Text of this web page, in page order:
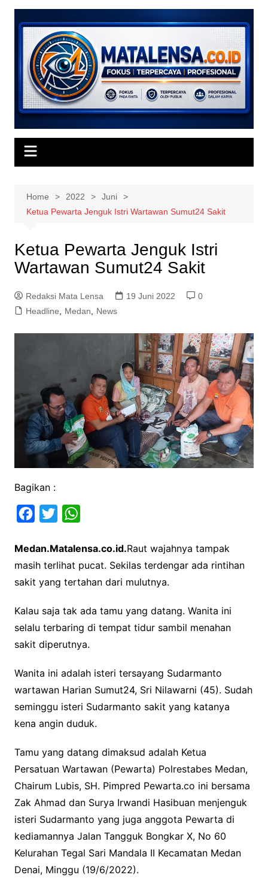
Skip
content
Home 2022
Juni
Ketua Pewarta Jenguk Istri Wartawan Sumut24 Sakit
Ketua Pewarta Jenguk Istri
Wartawan Sumut24 Sakit
Redaksi Mata Lensa 19 Juni 2022
0
Headline
Medan News
Bagikan :
c
e
b
k
i
t
t
r
a
t
s
p
Medan.Matalensa.co.id.Raut wajahnya tampak
masih terlihat pucat. Sekilas terdengar ada rintihan
sakit yang tertahan dari mulutnya.
Kalau saja tak ada tamu yang datang. Wanita ini
selalu terbaring di tempat tidur sambil menahan
sakit diperutnya.
Wanita ini adalah isteri tersayang Sudarmanto
wartawan Harian Sumut24, Sri Nilawarni (45). Sudah
seminggu isteri Sudarmanto sakit yang katanya
kena angin duduk.
Tamu yang datang dimaksud adalah Ketua
Persatuan Wartawan (Pewarta) Polrestabes Medan,
Chairum Lubis, SH. Pimpred Pewarta.co ini bersama
Zak Ahmad dan Surya Irwandi Hasibuan menjenguk
isteri Sudarmanto yang juga anggota Pewarta di
kediamannya Jalan Tangguk Bongkar X, No 60
Kelurahan Tegal Sari Mandala II Kecamatan Medan
Denai, Minggu (19/6/2022).